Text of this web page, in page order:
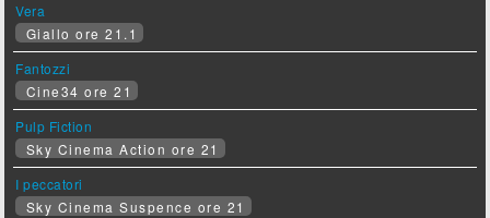
Vera
Giallo ore 21.1
Fantozzi
Cine34 ore 21
Pulp Fiction
Sky Cinema Action ore 21
I peccatori
Sky Cinema Suspence ore 21